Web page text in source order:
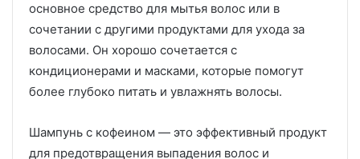
основное средство для мытья волос или в
сочетании с другими продуктами для ухода за
волосами. Он хорошо сочетается с
кондиционерами и масками, которые помогут
более глубоко питать и увлажнять волосы.
Шампунь с кофеином — это эффективный продукт
для предотвращения выпадения волос и